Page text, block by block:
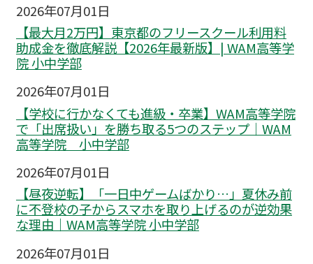
2026年07月01日
【最大月2万円】東京都のフリースクール利用料
助成金を徹底解説【2026年最新版】| WAM高等学
院 小中学部
2026年07月01日
【学校に行かなくても進級・卒業】WAM高等学院
で「出席扱い」を勝ち取る5つのステップ｜WAM
高等学院 小中学部
2026年07月01日
【昼夜逆転】「一日中ゲームばかり…」夏休み前
に不登校の子からスマホを取り上げるのが逆効果
な理由｜WAM高等学院 小中学部
2026年07月01日